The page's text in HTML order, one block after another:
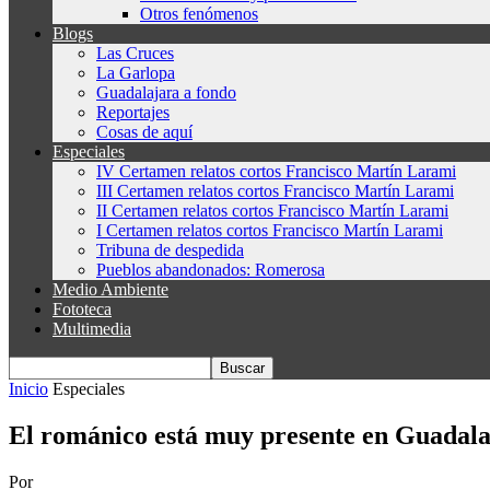
Otros fenómenos
Blogs
Las Cruces
La Garlopa
Guadalajara a fondo
Reportajes
Cosas de aquí
Especiales
IV Certamen relatos cortos Francisco Martín Larami
III Certamen relatos cortos Francisco Martín Larami
II Certamen relatos cortos Francisco Martín Larami
I Certamen relatos cortos Francisco Martín Larami
Tribuna de despedida
Pueblos abandonados: Romerosa
Medio Ambiente
Fototeca
Multimedia
Inicio Especiales
El románico está muy presente en
Por